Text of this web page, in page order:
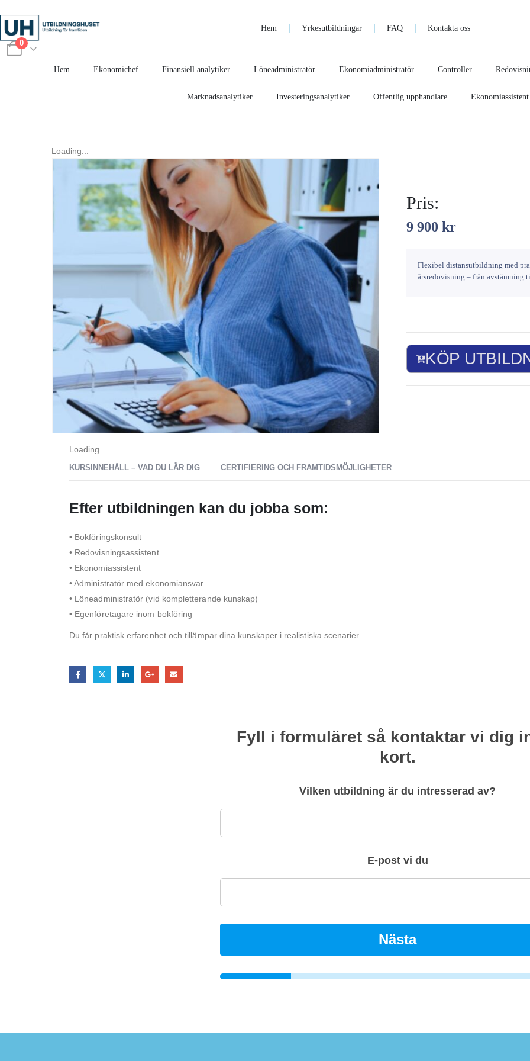
0
Hem Yrkesutbildningar FAQ Kontakta oss
Hem Ekonomichef Finansiell analytiker Löneadministratör Ekonomiadministratör Controller
Marknadsanalytiker Investeringsanalytiker Offentlig upphandlare Ekonomiassistent
Loading...
Pris:
9 900 kr
Flexibel distansutbildning med
årsredovisning – från avstämning
KÖP
Loading...
KURSINNEHÅLL – VAD DU LÄR DIG CERTIFIERING OCH FRAMTIDSMÖJLIGHETER
Efter utbildningen kan du jobba som:
• Bokföringskonsult
• Redovisningsassistent
• Ekonomiassistent
• Administratör med ekonomiansvar
• Löneadministratör (vid kompletterande kunskap)
• Egenföretagare inom bokföring
Du får praktisk erfarenhet och tillämpar dina kunskaper i realistiska scenarier.
Fyll i formuläret så kontaktar vi dig
kort.
Vilken utbildning är du intresserad av?
E-post vi du
Nästa